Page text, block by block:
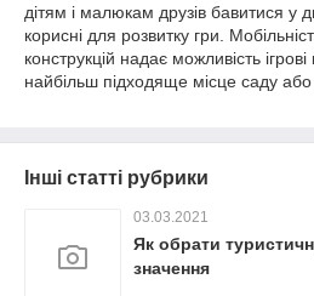
дітям і малюкам друзів бавитися у
корисні для розвитку гри.
конструкцій надає можливість
найбільш підходяще місце саду або
Інші статті рубрики
03.03.2021
Як обрати
значення